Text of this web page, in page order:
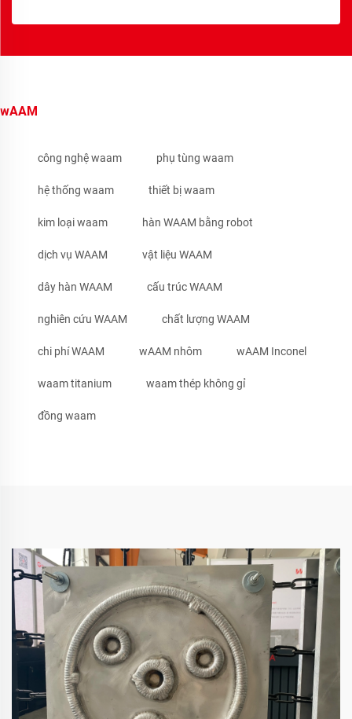
wAAM
công nghệ waam phụ tùng waam
hệ thống waam thiết bị waam
kim loại waam hàn WAAM bằng robot
dịch vụ WAAM vật liệu WAAM
dây hàn WAAM cấu trúc WAAM
nghiên cứu WAAM chất lượng WAAM
chi phí WAAM wAAM nhôm wAAM Inconel
waam titanium waam thép không gỉ
đồng waam